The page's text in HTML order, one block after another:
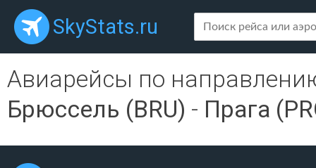
SkyStats.ru
Авиарейсы по
Брюссель (BRU) - Прага